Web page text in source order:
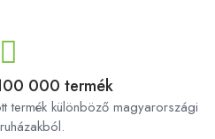
000 termék
termék különböző magyarországi